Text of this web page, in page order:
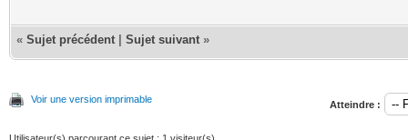
« Sujet précédent Sujet suivant »
Voir une version imprimable Atteindre :